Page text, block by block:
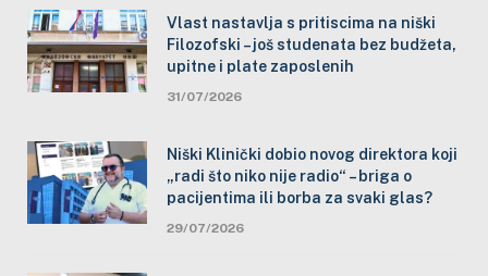
Vlast nastavlja s pritiscima na niški
Filozofski – još studenata bez budžeta,
upitne i plate zaposlenih
31/07/2026
Niški Klinički dobio novog direktora koji
„radi što niko nije radio“ – briga o
pacijentima ili borba za svaki glas?
29/07/2026